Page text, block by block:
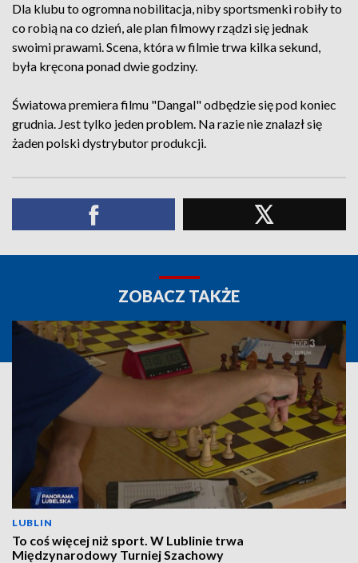
Dla klubu to ogromna nobilitacja, niby sportsmenki robiły to
co robią na co dzień, ale plan filmowy rządzi się jednak
swoimi prawami. Scena, która w filmie trwa kilka sekund,
była kręcona ponad dwie godziny.
Światowa premiera filmu "Dangal" odbędzie się pod koniec
grudnia. Jest tylko jeden problem. Na razie nie znalazł się
żaden polski dystrybutor produkcji.
ZOBACZ TAKŻE
LUBLIN
To coś więcej niż sport. W Lublinie trwa
Międzynarodowy Turniej Szachowy